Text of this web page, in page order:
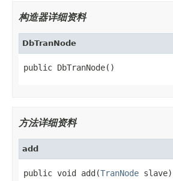
构造器详细资料
DbTranNode
public DbTranNode()
方法详细资料
add
public void add(TranNode slave)